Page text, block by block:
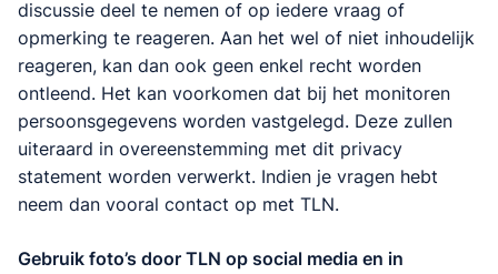
discussie deel te nemen of op iedere vraag of
opmerking te reageren. Aan het wel of niet inhoudelijk
reageren, kan dan ook geen enkel recht worden
ontleend. Het kan voorkomen dat bij het monitoren
persoonsgegevens worden vastgelegd. Deze zullen
uiteraard in overeenstemming met dit privacy
statement worden verwerkt. Indien je vragen hebt
neem dan vooral contact op met TLN.
Gebruik foto’s door TLN op social media en in